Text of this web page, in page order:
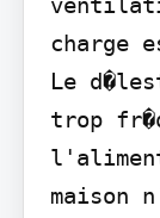
charge
Le
trop
maison